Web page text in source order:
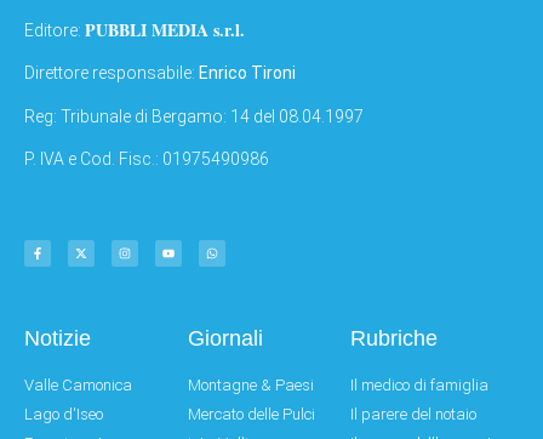
Editore: PUBBLI MEDIA s.r.l.
Direttore responsabile: Enrico Tironi
Reg: Tribunale di Bergamo: 14 del 08.04.1997
P. IVA e Cod. Fisc.: 01975490986
Notizie
Valle Camonica
Lago d'Iseo
Giornali
Montagne & Paesi
Mercato delle Pulci
Rubriche
Il medico di famiglia
Il parere del notaio